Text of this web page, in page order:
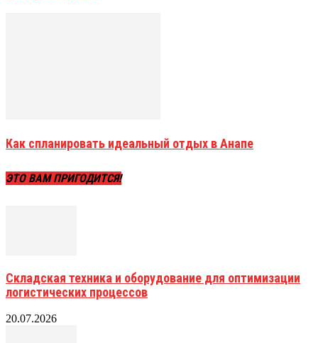
Как спланировать идеальный отдых в Анапе
ЭТО ВАМ ПРИГОДИТСЯ!
Складская техника и оборудование для оптимизации
логистических процессов
20.07.2026